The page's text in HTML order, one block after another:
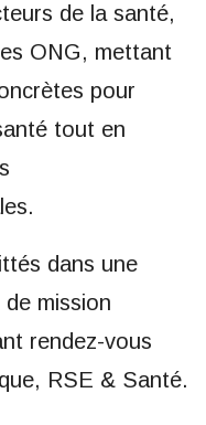
de la santé,
ONG, mettant
pour
tout en
dans une
mission
rendez-vous
RSE & Santé.